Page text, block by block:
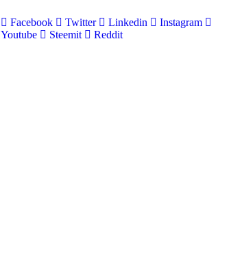
Facebook Twitter Linkedin
Instagram
Youtube
Steemit Reddit